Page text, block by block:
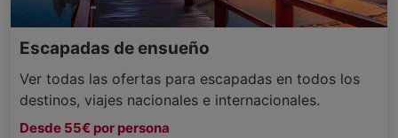
Escapadas de ensueño
Ver todas las ofertas para escapadas en todos los
destinos, viajes nacionales e internacionales.
Desde 55€ por persona